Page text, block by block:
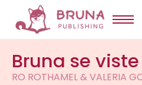
contenido
Bruna se
RO ROTHAMEL & VALERIA